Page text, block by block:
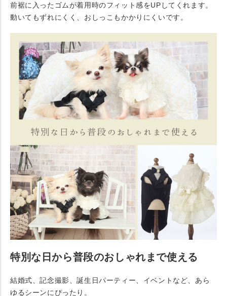
前裾に入ったゴムが着用時のフィット感をUPしてくれます。
動いてもずれにくく、おしっこもかかりにくいです。
特別な日から普段のおしゃれまで使える
結婚式、記念撮影、誕生日パーティー、イベントなど、あら
ゆるシーンにぴったり。